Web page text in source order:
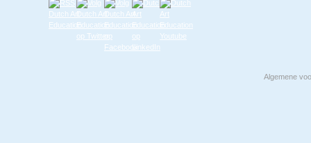
Algemene